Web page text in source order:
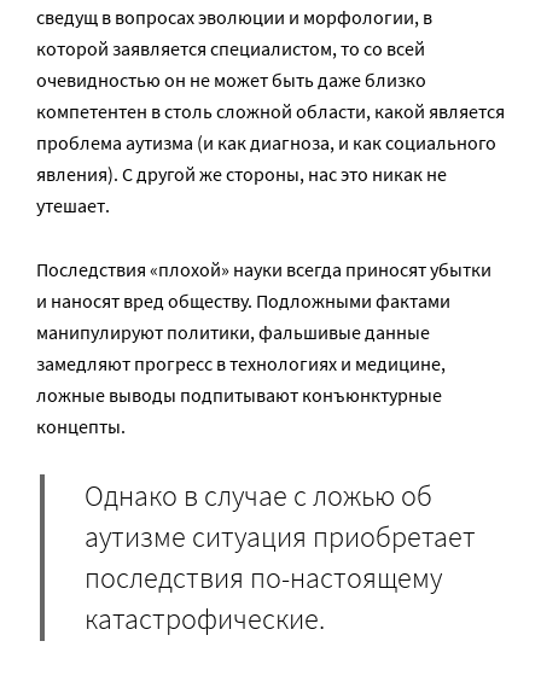
сведущ в вопросах эволюции и морфологии, в
которой заявляется специалистом, то со всей
очевидностью он не может быть даже близко
компетентен в столь сложной области, какой является
проблема аутизма (и как диагноза, и как социального
явления). С другой же стороны, нас это никак не
утешает.
Последствия «плохой» науки всегда приносят убытки
и наносят вред обществу. Подложными фактами
манипулируют политики, фальшивые данные
замедляют прогресс в технологиях и медицине,
ложные выводы подпитывают конъюнктурные
концепты.
Однако в случае с ложью об
аутизме ситуация приобретает
последствия по-настоящему
катастрофические.